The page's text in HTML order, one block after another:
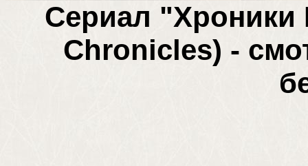
Сериал
Chronicles) -